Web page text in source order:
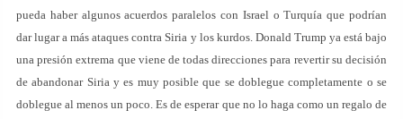
pueda haber algunos acuerdos paralelos con Israel o Turquía que podrían
dar lugar a más ataques contra Siria y los kurdos. Donald Trump ya está bajo
una presión extrema que viene de todas direcciones para revertir su decisión
de abandonar Siria y es muy posible que se doblegue completamente o se
doblegue al menos un poco. Es de esperar que no lo haga como un regalo de